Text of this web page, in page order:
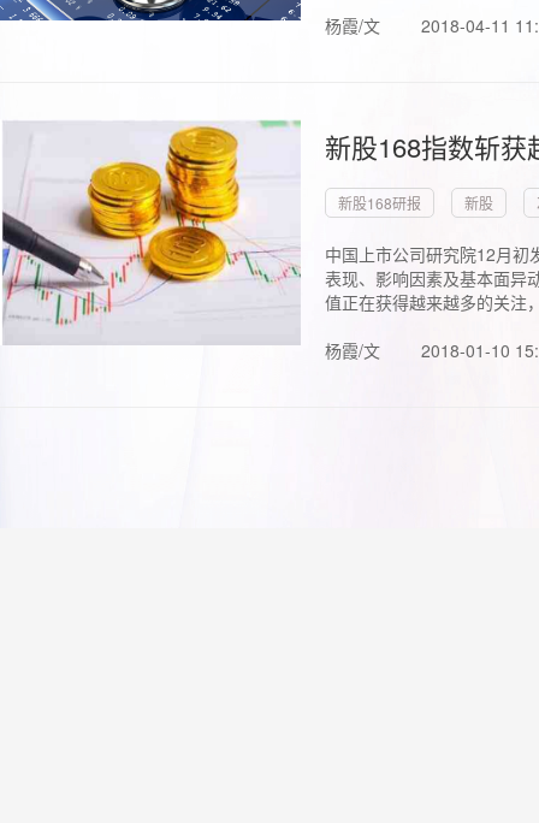
杨霞/文 2018-04-11
新股168指数斩
新股168研报 新股
中国上市公司研究院12月初
表现、影响因素及基本面异
值正在获得越来越多的关注
杨霞/文
2018-01-10